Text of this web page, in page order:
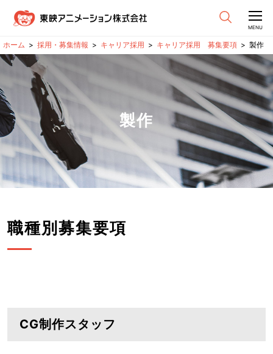
CLOSE
MENU
採用・募集情報 キャリア採用 キャリア採用 募集要項 製作
製作
職種別募集要項
CG制作スタッフ